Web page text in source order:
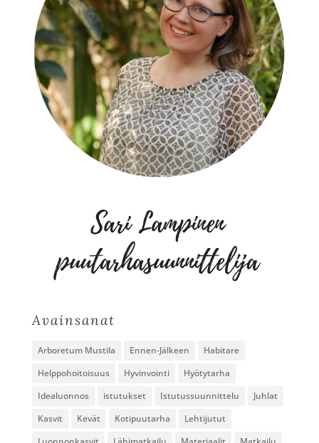
Avainsanat
Arboretum Mustila Ennen-Jälkeen
Habitare
Helppohoitoisuus
Hyvinvointi
Hyötytarha
Idealuonnos
istutukset Istutussuunnittelu
Juhlat
Kasvit
Kevät Kotipuutarha
Lehtijutut